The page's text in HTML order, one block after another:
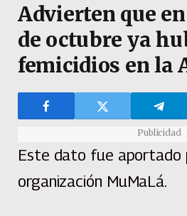
Advierten que
de octubre ya
femicidios en la
Publicidad
Este dato fue aportado
organización MuMaLá.